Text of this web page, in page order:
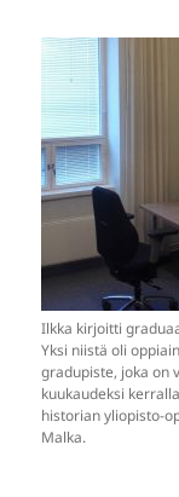
Ilkka kirjoitti
Yksi niistä oli
gradupiste, joka on
kuukaudeksi
historian yliopisto-
Malka.